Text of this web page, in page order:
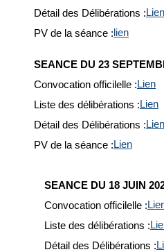
Détail des Délibérations : Lien
PV de la séance : lien
SEANCE DU 23
Convocation officilelle : Lien
Liste des délibérations : Lien
Détail des Délibérations : Lien
PV de la séance : Lien
SEANCE DU 18 JUIN
Convocation officilelle :
Liste des délibérations :
Détail des Délibérations :